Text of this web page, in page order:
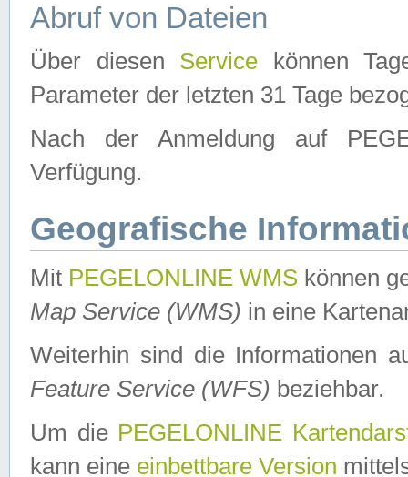
Abruf von Dateien
Über diesen Service können
Parameter der letzten 31 Tage
Nach der Anmeldung auf
Verfügung.
Geografische
Mit PEGELONLINE WMS können
Map Service (WMS) in eine
Weiterhin sind die Informationen
Feature Service (WFS) beziehbar.
Um die PEGELONLINE
kann eine einbettbare Version